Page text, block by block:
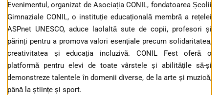
Evenimentul, organizat de Asociația CONIL, fondatoarea Școlii
Gimnaziale CONIL, o instituție educațională membră a rețelei
ASPnet UNESCO, aduce laolaltă sute de copii, profesori și
părinți pentru a promova valori esențiale precum solidaritatea,
creativitatea și educația incluzivă. CONIL Fest oferă o
platformă pentru elevi de toate vârstele și abilitățile să-și
demonstreze talentele în domenii diverse, de la arte și muzică,
până la științe și sport.